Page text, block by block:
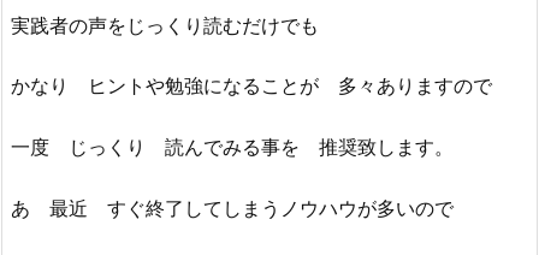
実践者の声をじっくり読むだけでも
かなり ヒントや勉強になることが 多々ありますので
一度 じっくり 読んでみる事を 推奨致します。
あ 最近 すぐ終了してしまうノウハウが多いので